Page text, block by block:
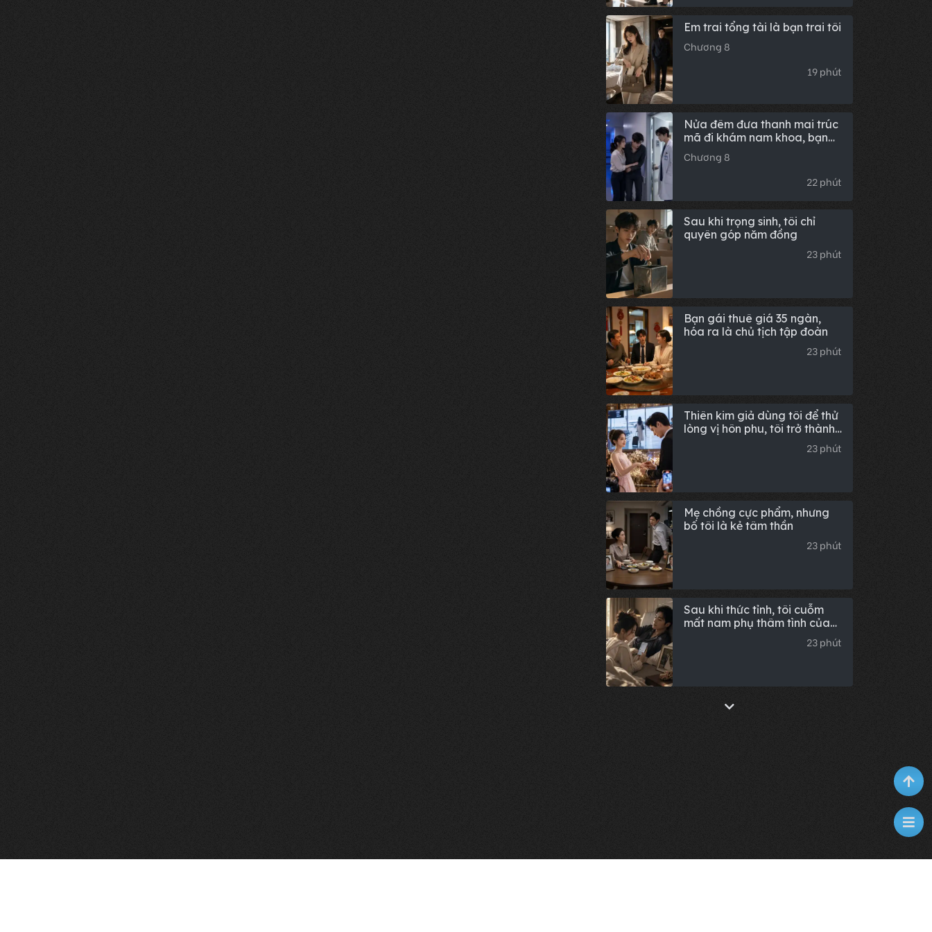
Em trai tổng tài là bạn trai tôi
Chương 8
19 phút
Nửa đêm đưa thanh mai trúc
mã đi khám nam khoa, bạn
trai cũ nhìn chằm chằm: Em
chơi lớn thật đấy?
Chương 8
22 phút
Sau khi trọng sinh, tôi chỉ
quyên góp năm đồng
23 phút
Bạn gái thuê giá 35 ngàn,
hóa ra là chủ tịch tập đoàn
23 phút
Thiên kim giả dùng tôi để thử
lòng vị hôn phu, tôi trở thành
phu nhân tỷ phú còn cô ta lại
23 phút
Mẹ chồng cực phẩm, nhưng
bố tôi là kẻ tâm thần
23 phút
Sau khi thức tỉnh, tôi cuỗm
mất nam phụ thâm tình của
23 phút